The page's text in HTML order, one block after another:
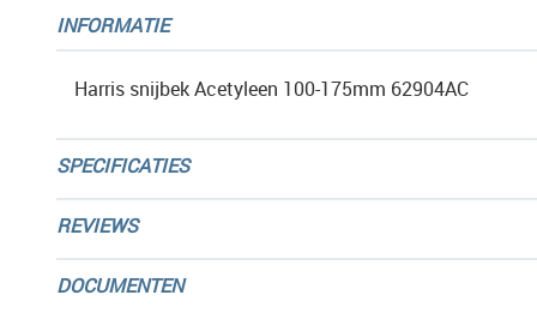
INFORMATIE
Harris snijbek Acetyleen 100-175mm 62904AC
SPECIFICATIES
REVIEWS
DOCUMENTEN